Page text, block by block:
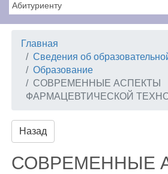
Абитуриенту
Главная
Сведения об
Образование
СОВРЕМЕННЫЕ АСПЕКТЫ
ФАРМАЦЕВТИЧЕСКОЙ
Назад
СОВРЕМЕННЫЕ